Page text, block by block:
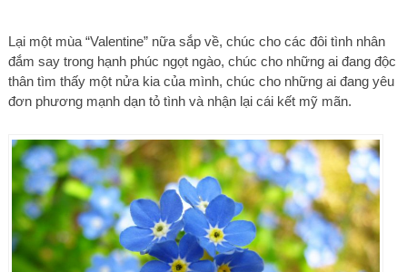
Lại một mùa “Valentine” nữa sắp về, chúc cho các đôi tình nhân
đắm say trong hạnh phúc ngọt ngào, chúc cho những ai đang độc
thân tìm thấy một nửa kia của mình, chúc cho những ai đang yêu
đơn phương mạnh dạn tỏ tình và nhận lại cái kết mỹ mãn.